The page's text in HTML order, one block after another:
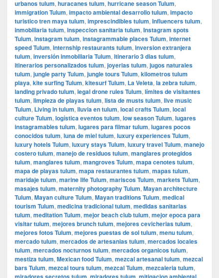
urbanos tulum, huracanes tulum, hurricane season Tulum,
immigration Tulum, impacto ambiental desarrollo tulum, impacto
turistico tren maya tulum, imprescindibles tulum, Influencers tulum,
inmobiliaria tulum, inspeccion sanitaria tulum, Instagram spots
Tulum, instagram tulum, instagrammable places Tulum, internet
speed Tulum, internship restaurants tulum, inversion extranjera
tulum, inversión inmobiliaria Tulum, itinerario 3 dias tulum,
itinerarios personalizados tulum, joyerias tulum, jugos naturales
tulum, jungle party Tulum, jungle tours Tulum, kilometros tulum
playa, kite surfing Tulum, kitesurf Tulum, La Veleta, la zebra tulum,
landing privado tulum, legal drone rules Tulum, límites de visitantes
tulum, limpieza de playas tulum, lista de musts tulum, live music
Tulum, Living in tulum, lluvia en tulum, local crafts Tulum, local
culture Tulum, logística eventos tulum, low season Tulum, lugares
instagramables tulum, lugares para filmar tulum, lugares pocos
conocidos tulum, luna de miel tulum, luxury experiences Tulum,
luxury hotels Tulum, luxury stays Tulum, luxury travel Tulum, manejo
costero tulum, manejo de residuos tulum, manglares protegidos
tulum, manglares tulum, mangroves Tulum, mapa cenotes tulum,
mapa de playas tulum, mapa restaurantes tulum, mapas tulum,
maridaje tulum, marine life Tulum, mariscos Tulum, markets Tulum,
masajes tulum, maternity photography Tulum, Mayan architecture
Tulum, Mayan culture Tulum, Mayan traditions Tulum, medical
tourism Tulum, medicina tradicional tulum, medidas sanitarias
tulum, meditation Tulum, mejor beach club tulum, mejor epoca para
visitar tulum, mejores brunch tulum, mejores cevicherias tulum,
mejores fotos Tulum, mejores puestas de sol tulum, menu tulum,
mercado tulum, mercados de artesanias tulum, mercados locales
tulum, mercados nocturnos tulum, mercados organicos tulum,
mestiza tulum, Mexican food Tulum, mezcal artesanal tulum, mezcal
bars Tulum, mezcal tours tulum, mezcal Tulum, mezcaleria tulum,
, ,